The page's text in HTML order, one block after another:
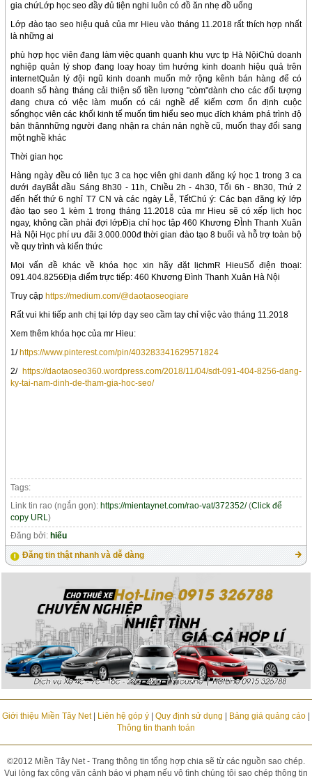
gia chứLớp học seo đầy đủ tiện nghi luôn có đồ ăn nhẹ đồ uống
Lớp đào tạo seo hiệu quả của mr Hieu vào tháng 11.2018 rất thích hợp nhất
là những ai
phù hợp học viên đang làm việc quanh quanh khu vực tp Hà NộiChủ doanh
nghiệp quản lý shop đang loay hoay tìm hướng kinh doanh hiệu quả trên
internetQuản lý đội ngũ kinh doanh muốn mở rộng kênh bán hàng để có
doanh số hàng tháng cải thiện số tiền lương "còm"dành cho các đối tượng
đang chưa có việc làm muốn có cái nghề để kiếm cơm ổn định cuộc
sốnghọc viên các khối kinh tế muốn tìm hiểu seo mục đích khám phá trình độ
bản thânnhững người đang nhận ra chán nản nghề cũ, muốn thay đổi sang
một nghề khác
Thời gian học
Hàng ngày đều có liên tục 3 ca học viên ghi danh đăng ký học 1 trong 3 ca
dưới đayBắt đầu Sáng 8h30 - 11h, Chiều 2h - 4h30, Tối 6h - 8h30, Thứ 2
đến hết thứ 6 nghỉ T7 CN và các ngày Lễ, TếtChú ý: Các bạn đăng ký lớp
đào tạo seo 1 kèm 1 trong tháng 11.2018 của mr Hieu sẽ có xếp lịch học
ngay, không cần phải đợi lớpĐịa chỉ học tập 460 Khương ĐÌnh Thanh Xuân
Hà Nội Học phí ưu đãi 3.000.000đ thời gian đào tạo 8 buổi và hỗ trợ toàn bộ
về quy trình và kiến thức
Mọi vấn đề khác về khóa học xin hãy đặt lịchmR HieuSố điện thoại:
091.404.8256Địa điểm trực tiếp: 460 Khương Đình Thanh Xuân Hà Nội
Truy cập https://medium.com/@daotaoseogiare
Rất vui khi tiếp anh chị tại lớp dạy seo cầm tay chỉ việc vào tháng 11.2018
Xem thêm khóa học của mr Hieu:
1/ https://www.pinterest.com/pin/403283341629571824
2/ https://daotaoseo360.wordpress.com/2018/11/04/sdt-091-404-8256-dang-
ky-tai-nam-dinh-de-tham-gia-hoc-seo/
Tags:
Link tin rao (ngắn gọn): https://mientaynet.com/rao-vat/372352/(Click để
copy URL)
Đăng bởi: hiếu
Đăng tin thật nhanh và dễ dàng
Giới thiệu Miền Tây Net| Liên hệ góp ý| Quy định sử dụng Bảng giá quảng cáo|
Thông tin thanh toán
©2012 Miền Tây Net - Trang thông tin tổng hợp chia sẽ từ các nguồn sao chép.
Vui lòng fax công văn cảnh báo vi phạm nếu vô tình chúng tôi sao chép thông tin